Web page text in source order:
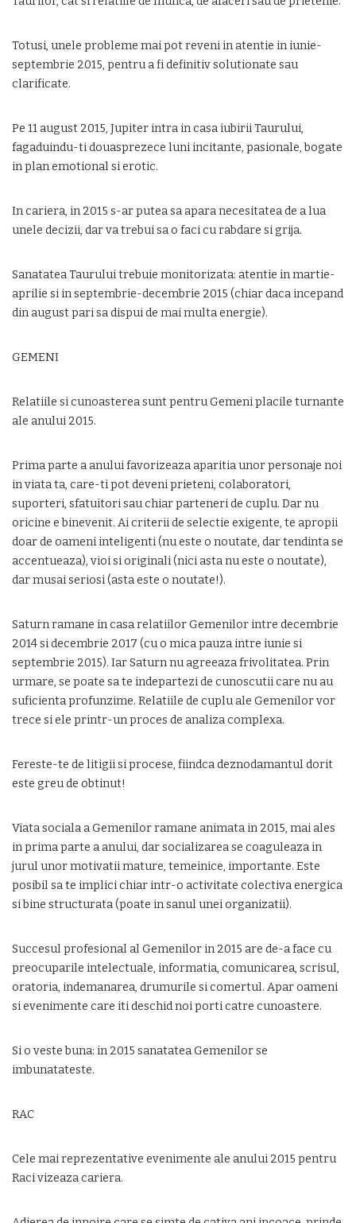
Totusi, unele probleme mai pot reveni in atentie in iunie-
septembrie 2015, pentru a fi definitiv solutionate sau
clarificate.
Pe 11 august 2015, Jupiter intra in casa iubirii Taurului,
fagaduindu-ti douasprezece luni incitante, pasionale, bogate
in plan emotional si erotic.
In cariera, in 2015 s-ar putea sa apara necesitatea de a lua
unele decizii, dar va trebui sa o faci cu rabdare si grija.
Sanatatea Taurului trebuie monitorizata: atentie in martie-
aprilie si in septembrie-decembrie 2015 (chiar daca incepand
din august pari sa dispui de mai multa energie).
GEMENI
Relatiile si cunoasterea sunt pentru Gemeni placile turnante
ale anului 2015.
Prima parte a anului favorizeaza aparitia unor personaje noi
in viata ta, care-ti pot deveni prieteni, colaboratori,
suporteri, sfatuitori sau chiar parteneri de cuplu. Dar nu
oricine e binevenit. Ai criterii de selectie exigente, te apropii
doar de oameni inteligenti (nu este o noutate, dar tendinta se
accentueaza), vioi si originali (nici asta nu este o noutate),
dar musai seriosi (asta este o noutate!).
Saturn ramane in casa relatiilor Gemenilor intre decembrie
2014 si decembrie 2017 (cu o mica pauza intre iunie si
septembrie 2015). Iar Saturn nu agreeaza frivolitatea. Prin
urmare, se poate sa te indepartezi de cunoscutii care nu au
suficienta profunzime. Relatiile de cuplu ale Gemenilor vor
trece si ele printr-un proces de analiza complexa.
Fereste-te de litigii si procese, fiindca deznodamantul dorit
este greu de obtinut!
Viata sociala a Gemenilor ramane animata in 2015, mai ales
in prima parte a anului, dar socializarea se coaguleaza in
jurul unor motivatii mature, temeinice, importante. Este
posibil sa te implici chiar intr-o activitate colectiva energica
si bine structurata (poate in sanul unei organizatii).
Succesul profesional al Gemenilor in 2015 are de-a face cu
preocuparile intelectuale, informatia, comunicarea, scrisul,
oratoria, indemanarea, drumurile si comertul. Apar oameni
si evenimente care iti deschid noi porti catre cunoastere.
Si o veste buna: in 2015 sanatatea Gemenilor se
imbunatateste.
RAC
Cele mai reprezentative evenimente ale anului 2015 pentru
Raci vizeaza cariera.